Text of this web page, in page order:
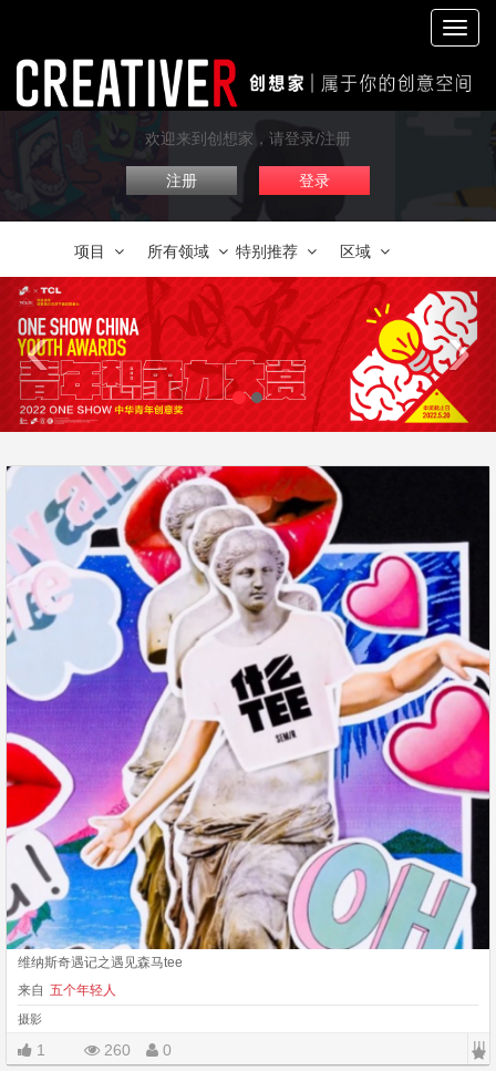
切
换
航
欢迎来到创想家，请登录/注册
注册 登录
项目 所有领域 特别推荐 区域
‹ ›
维纳斯奇遇记之遇见森马tee
来自 五个年轻人
摄影
1 260 0 |||